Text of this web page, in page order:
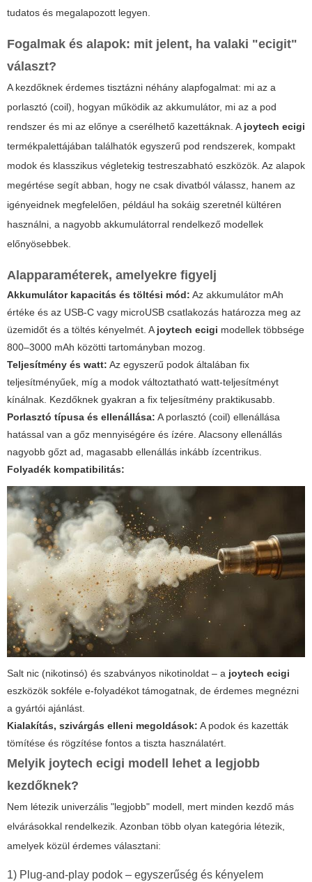
tudatos és megalapozott legyen.
Fogalmak és alapok: mit jelent, ha valaki "ecigit"
választ?
A kezdőknek érdemes tisztázni néhány alapfogalmat: mi az a
porlasztó (coil), hogyan működik az akkumulátor, mi az a pod
rendszer és mi az előnye a cserélhető kazettáknak. Ajoytech ecigi
termékpalettájában találhatók egyszerű pod rendszerek, kompakt
modok és klasszikus végletekig testreszabható eszközök. Az alapok
megértése segít abban, hogy ne csak divatból válassz, hanem az
igényeidnek megfelelően, például ha sokáig szeretnél kültéren
használni, a nagyobb akkumulátorral rendelkező modellek
előnyösebbek.
Alapparaméterek, amelyekre figyelj
Akkumulátor kapacitás és töltési mód: Az akkumulátor mAh
értéke és az USB-C vagy microUSB csatlakozás határozza meg az
üzemidőt és a töltés kényelmét. Ajoytech ecigi modellek többsége
800–3000 mAh közötti tartományban mozog.
Teljesítmény és watt: Az egyszerű podok általában fix
teljesítményűek, míg a modok változtatható watt-teljesítményt
kínálnak. Kezdőknek gyakran a fix teljesítmény praktikusabb.
Porlasztó típusa és ellenállása: A porlasztó (coil) ellenállása
hatással van a gőz mennyiségére és ízére. Alacsony ellenállás
nagyobb gőzt ad, magasabb ellenállás inkább ízcentrikus.
Folyadék kompatibilitás:
Salt nic (nikotinsó) és szabványos nikotinoldat – a joytech ecigi
eszközök sokféle e-folyadékot támogatnak, de érdemes megnézni
a gyártói ajánlást.
Kialakítás, szivárgás elleni megoldások: A podok és kazetták
tömítése és rögzítése fontos a tiszta használatért.
Melyik joytech ecigi modell lehet a legjobb
kezdőknek?
Nem létezik univerzális "legjobb" modell, mert minden kezdő más
elvárásokkal rendelkezik. Azonban több olyan kategória létezik,
amelyek közül érdemes választani:
1) Plug-and-play podok – egyszerűség és kényelem